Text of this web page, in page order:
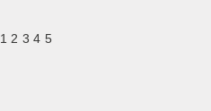
1 2 3 4 5